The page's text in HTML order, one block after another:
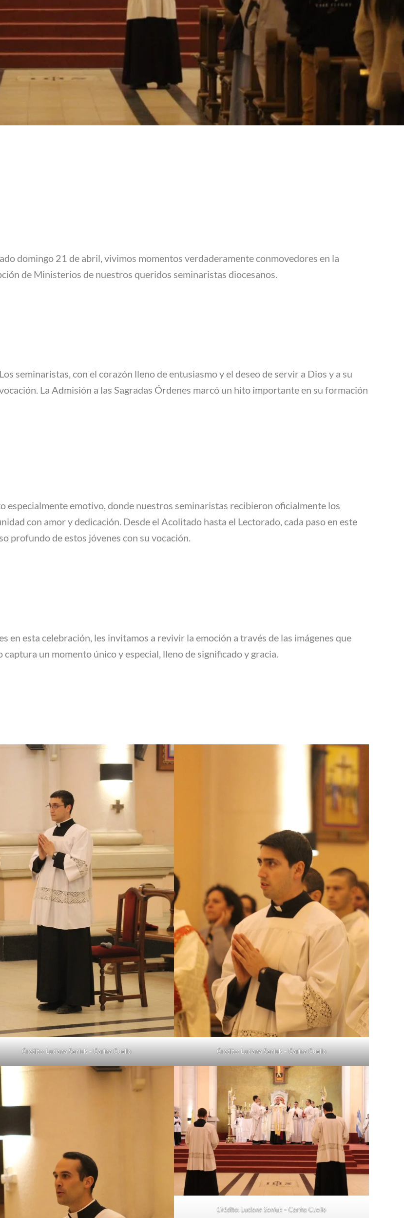
domingo 21 de abril, vivimos momentos verdaderamente conmovedores en la
de Ministerios de nuestros queridos seminaristas diocesanos.
seminaristas, con el corazón lleno de entusiasmo y el deseo de servir a Dios y a su
La Admisión a las Sagradas Órdenes marcó un hito importante en su formación
especialmente emotivo, donde nuestros seminaristas recibieron oficialmente los
con amor y dedicación. Desde el Acolitado hasta el Lectorado, cada paso en este
profundo de estos jóvenes con su vocación.
en esta celebración, les invitamos a revivir la emoción a través de las imágenes que
un momento único y especial, lleno de significado y gracia.
Crédito: Luciana Seniuk – Carina Cuello Crédito: Luciana Seniuk – Carina Cuello
Crédito: Luciana Seniuk – Carina Cuello